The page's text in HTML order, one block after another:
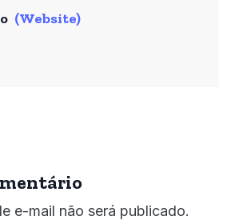
(Website)
e-mail não será publicado.